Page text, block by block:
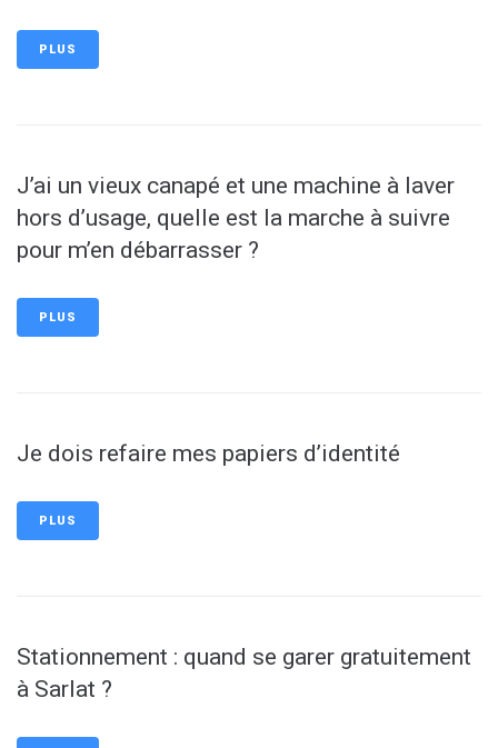
PLUS
J’ai un vieux canapé et une machine à laver
hors d’usage, quelle est la marche à suivre
pour m’en débarrasser ?
PLUS
Je dois refaire mes papiers d’identité
PLUS
Stationnement : quand se garer gratuitement
à Sarlat ?